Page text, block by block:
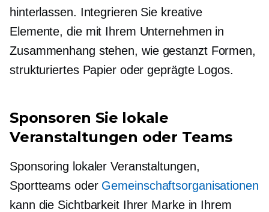
hinterlassen. Integrieren Sie kreative
Elemente, die mit Ihrem Unternehmen in
Zusammenhang stehen, wie gestanztFormen,
strukturiertes Papier oder geprägte Logos.
Sponsoren Sie lokale
Veranstaltungen oder Teams
Sponsoring lokaler Veranstaltungen,
Sportteams oder Gemeinschaftsorganisationen
kann die Sichtbarkeit Ihrer Marke in Ihrem